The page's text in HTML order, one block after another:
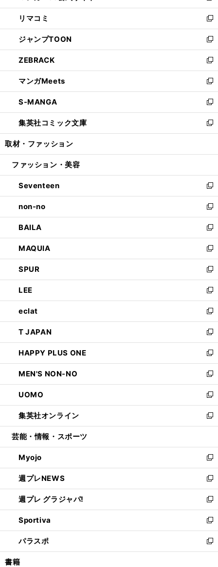
ウ
で
開
く
ン
ド
ウ
で
開
く
ウ
ィ
ン
ド
ウ
で
開
く
し
い
ウ
ィ
ン
ド
ウ
で
開
く
リマコミ
新
し
い
ウ
ィ
ン
ド
ウ
で
開
く
ジャンプTOON
新
し
い
ウ
ィ
ン
ド
ウ
で
開
ZEBRACK
新
し
い
ウ
ィ
ン
ド
ウ
開
マンガMeets
新
し
い
ウ
ィ
ン
ウ
開
く
S-MANGA
新
し
い
ウ
ン
ウ
で
開
く
集英社コミック文庫
新
し
ウ
ン
ド
ウ
で
開
く
取材・ファッション
ファッション・美容
Seventeen
新
し
い
ウ
ィ
ン
ド
ウ
で
開
く
non-no
新
し
い
ウ
ィ
ン
ド
ウ
で
開
く
BAILA
新
し
い
ウ
ィ
ン
ド
ウ
で
開
く
MAQUIA
新
し
い
ウ
ィ
ン
ド
ウ
で
開
く
SPUR
新
し
い
ウ
ィ
ン
ド
ウ
で
開
く
LEE
新
し
い
ウ
ィ
ン
ド
ウ
で
開
く
eclat
新
し
い
ウ
ィ
ン
ド
ウ
で
開
く
T JAPAN
新
し
い
ウ
ィ
ン
ド
ウ
で
開
HAPPY PLUS ONE
新
し
い
ウ
ィ
ン
ド
ウ
開
く
MEN'S NON-NO
新
し
い
ウ
ィ
ン
ウ
で
開
く
UOMO
新
し
い
ウ
ン
ド
ウ
で
開
く
集英社オンライン
新
し
ウ
ィ
ン
ド
ウ
で
開
く
芸能・情報・スポーツ
Myojo
新
し
い
ウ
ィ
ン
ド
ウ
で
開
週プレNEWS
新
し
い
ウ
ィ
ン
ド
ウ
週プレ グラジャパ!
新
し
い
ウ
ィ
ン
Sportiva
新
し
い
ウ
パラスポ
新
し
書籍